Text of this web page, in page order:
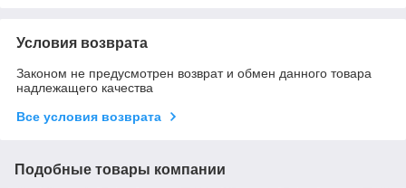
Условия возврата
Законом не предусмотрен возврат и обмен данного товара
надлежащего качества
Все условия возврата
Подобные товары компании